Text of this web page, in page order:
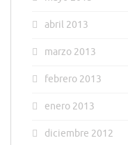
abril 2013
marzo 2013
febrero 2013
enero 2013
diciembre 2012